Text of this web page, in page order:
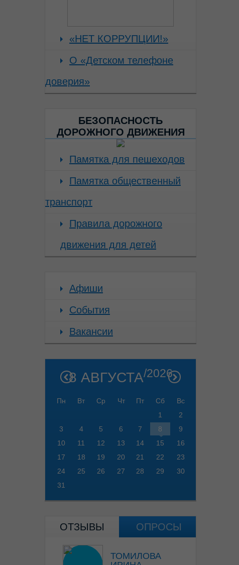
«НЕТ КОРРУПЦИИ!»
О «Детском телефоне
доверия»
БЕЗОПАСНОСТЬ
ДОРОЖНОГО ДВИЖЕНИЯ
Памятка для пешеходов
Памятка общественный
транспорт
Правила дорожного
движения для детей
Афиши
События
Вакансии
8 АВГУСТА/2026
Пн Вт Ср Чт Пт Сб
Вс
1
2
3
4 5 6 7 8
9
10
11 12 13 14 15
16
17
18 19 20 21 22
23
24
25 26 27 28 29
30
31
ОТЗЫВЫ ОПРОСЫ
ТОМИЛОВА